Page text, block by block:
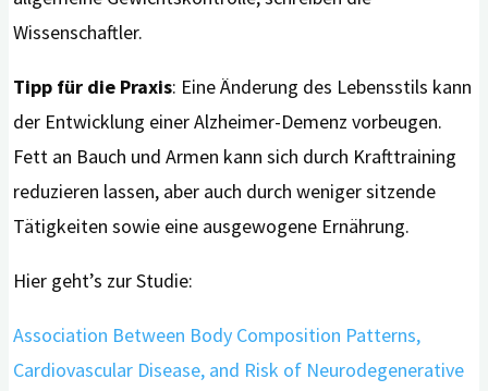
Wissenschaftler.
Tipp für die Praxis: Eine Änderung des Lebensstils kann
der Entwicklung einer Alzheimer-Demenz vorbeugen.
Fett an Bauch und Armen kann sich durch Krafttraining
reduzieren lassen, aber auch durch weniger sitzende
Tätigkeiten sowie eine ausgewogene Ernährung.
Hier geht’s zur Studie:
Association Between Body Composition Patterns,
Cardiovascular Disease, and Risk of Neurodegenerative